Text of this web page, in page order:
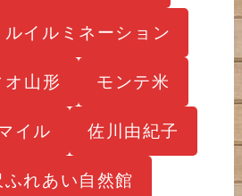
イルミネーション
オ山形 モンテ米
イル 佐川由紀子
れあい自然館